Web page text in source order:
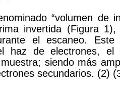
“volumen de
invertida (Figura
el escaneo.
haz de electrones,
siendo más
secundarios. (2)